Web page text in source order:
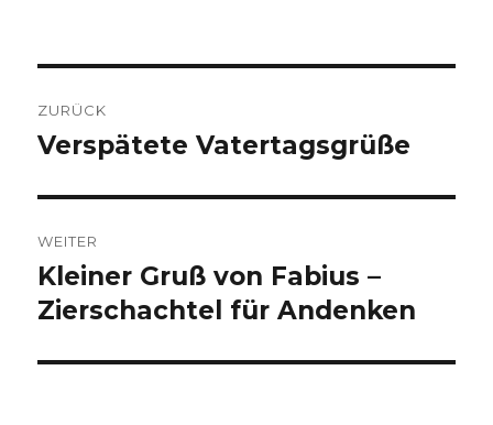
ZURÜCK
Vorheriger
Verspätete Vatertagsgrüße
WEITER
Nächster
Beitrag:
Kleiner Gruß von Fabius –
Zierschachtel für Andenken